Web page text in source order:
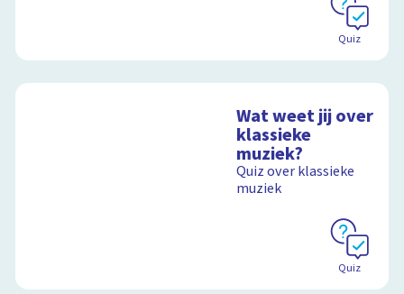
Quiz
Wat weet jij over
klassieke
muziek?
Quiz over klassieke
muziek
Quiz